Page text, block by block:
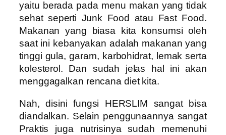
yaitu berada pada menu makan yang tidak
sehat seperti Junk Food atau Fast Food.
Makanan yang biasa kita konsumsi oleh
saat ini kebanyakan adalah makanan yang
tinggi gula, garam, karbohidrat, lemak serta
kolesterol. Dan sudah jelas hal ini akan
menggagalkan rencana diet kita.
Nah, disini fungsi HERSLIM sangat bisa
diandalkan. Selain penggunaannya sangat
Praktis juga nutrisinya sudah memenuhi